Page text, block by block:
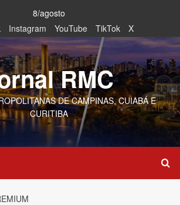
8/agosto
Instagram YouTube TikTok X
RMC
DE CAMPINAS, CUIABÁ E
CURITIBA